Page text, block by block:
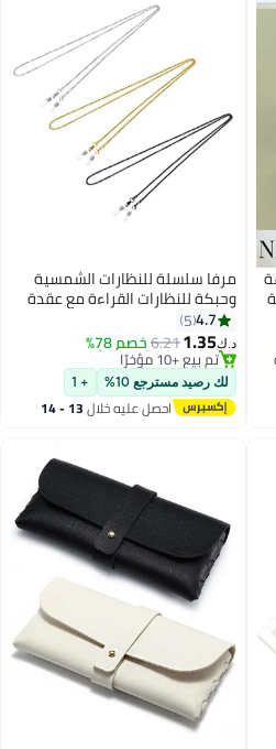
مرفا سلسلة للنظارات الشمسية
وحبكة للنظارات القراءة مع عقدة
للنساء وحبكة حاملة للنظارات
للنساء والفتيات والمسنين والأطفال
بتصميم مانع للانزلاق.
4.7
5
د.ك‏1.35
6.21خصم 78%
#26 في أزياء النساء
أقل سعر في 30 يوم
تم بيع +10 مؤخرًا
#26 في أزياء النساء
لك رصيد مسترجع 10% + 1
احصل عليه خلال 13 - 14